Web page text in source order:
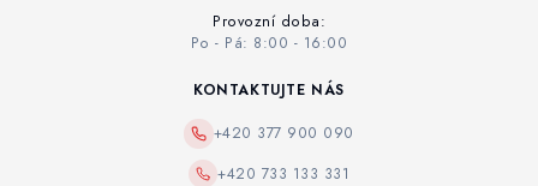
Provozní doba:
Po - Pá: 8:00 - 16:00
KONTAKTUJTE NÁS
+420 377 900 090
+420 733 133 331